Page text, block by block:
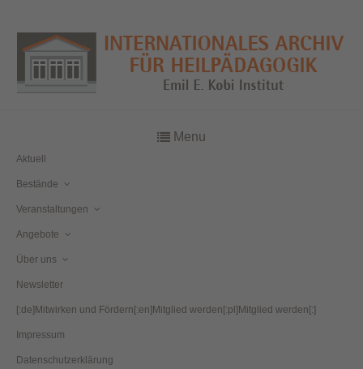
Menu
Aktuell
Bestände
Veranstaltungen
Angebote
Über uns
Newsletter
[:de]Mitwirken und Fördern[:en]Mitglied werden[:pl]Mitglied werden[:]
Impressum
Datenschutzerklärung